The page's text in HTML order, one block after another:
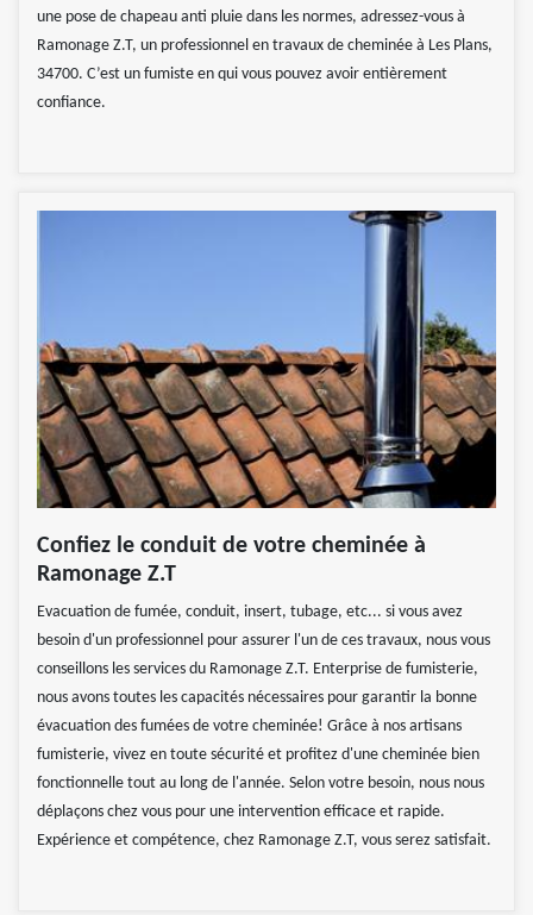
une pose de chapeau anti pluie dans les normes, adressez-vous à
Ramonage Z.T, un professionnel en travaux de cheminée à Les Plans,
34700. C’est un fumiste en qui vous pouvez avoir entièrement
confiance.
Confiez le conduit de votre cheminée à
Ramonage Z.T
Evacuation de fumée, conduit, insert, tubage, etc... si vous avez
besoin d'un professionnel pour assurer l'un de ces travaux, nous vous
conseillons les services du Ramonage Z.T. Enterprise de fumisterie,
nous avons toutes les capacités nécessaires pour garantir la bonne
évacuation des fumées de votre cheminée! Grâce à nos artisans
fumisterie, vivez en toute sécurité et profitez d'une cheminée bien
fonctionnelle tout au long de l'année. Selon votre besoin, nous nous
déplaçons chez vous pour une intervention efficace et rapide.
Expérience et compétence, chez Ramonage Z.T, vous serez satisfait.